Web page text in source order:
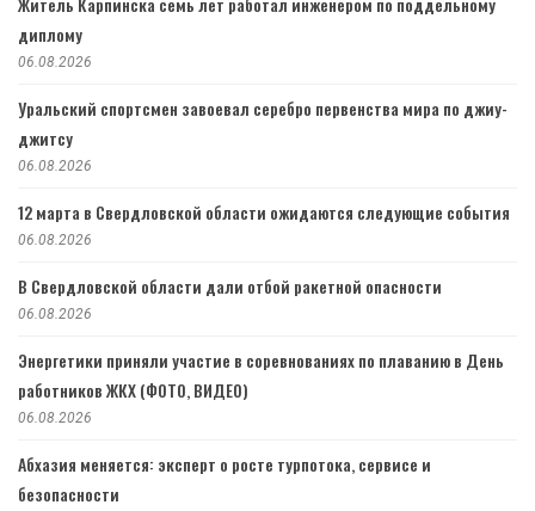
диплому
06.08.2026
Уральский спортсмен завоевал серебро первенства мира по джиу-
джитсу
06.08.2026
12 марта в Свердловской области ожидаются следующие события
06.08.2026
В Свердловской области дали отбой ракетной опасности
06.08.2026
Энергетики приняли участие в соревнованиях по плаванию в День
работников ЖКХ (ФОТО, ВИДЕО)
06.08.2026
Абхазия меняется: эксперт о росте турпотока, сервисе и
безопасности